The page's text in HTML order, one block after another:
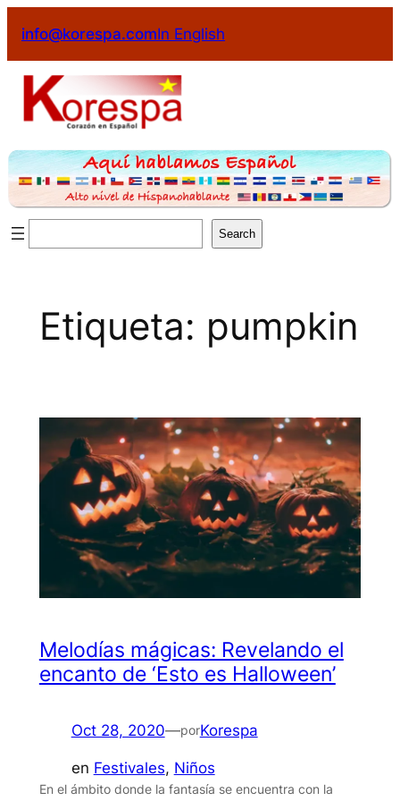
contenido
info@korespa.comIn English
Search
Etiqueta: pumpkin
Melodías mágicas: Revelando el
encanto de ‘Esto es Halloween’
Oct 28, 2020—porKorespa
en Festivales, Niños
En el ámbito donde la fantasía se encuentra con la